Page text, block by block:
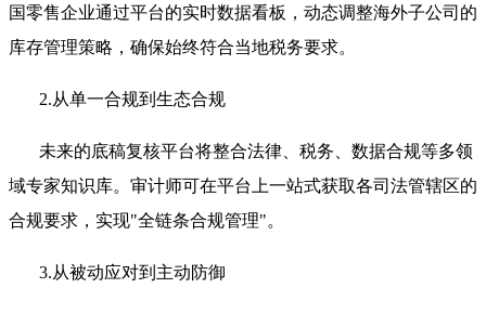
国零售企业通过平台的实时数据看板，动态调整海外子公司的
库存管理策略，确保始终符合当地税务要求。
2.从单一合规到生态合规
未来的底稿复核平台将整合法律、税务、数据合规等多领
域专家知识库。审计师可在平台上一站式获取各司法管辖区的
合规要求，实现"全链条合规管理"。
3.从被动应对到主动防御